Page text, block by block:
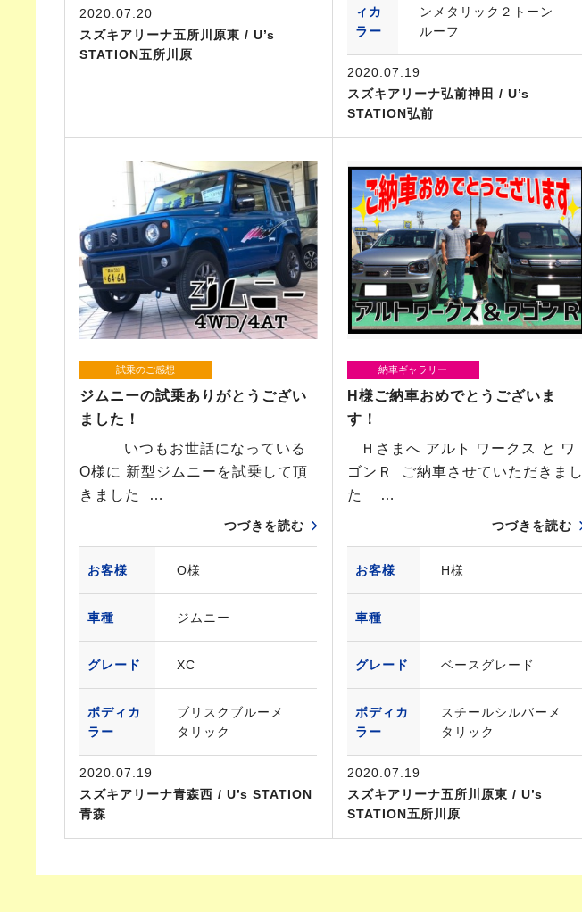
2020.07.20
スズキアリーナ五所川原東 / U’s
STATION五所川原
ィカ
ラー
ンメタリック２トーン
ルーフ
2020.07.19
スズキアリーナ弘前神田 / U’s
STATION弘前
試乗のご感想
ジムニーの試乗ありがとうござい
ました！
いつもお世話になっている
O様に 新型ジムニーを試乗して頂
きました …
つづきを読む
お客様 O様
車種 ジムニー
グレード XC
ボディカ
ラー
ブリスクブルーメ
タリック
2020.07.19
スズキアリーナ青森西 / U’s STATION
青森
納車ギャラリー
H様ご納車おめでとうございま
す！
Ｈさまへ アルト ワークス と ワ
ゴンＲ ご納車させていただきまし
た …
つづきを読む
お客様 H様
車種
グレード ベースグレード
ボディカ
ラー
スチールシルバーメ
タリック
2020.07.19
スズキアリーナ五所川原東 / U’s
STATION五所川原